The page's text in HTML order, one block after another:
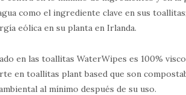
como el ingrediente clave en sus
eólica en su planta en Irlanda.
en las toallitas WaterWipes es 100%
en toallitas plant based que son
al mínimo después de su uso.